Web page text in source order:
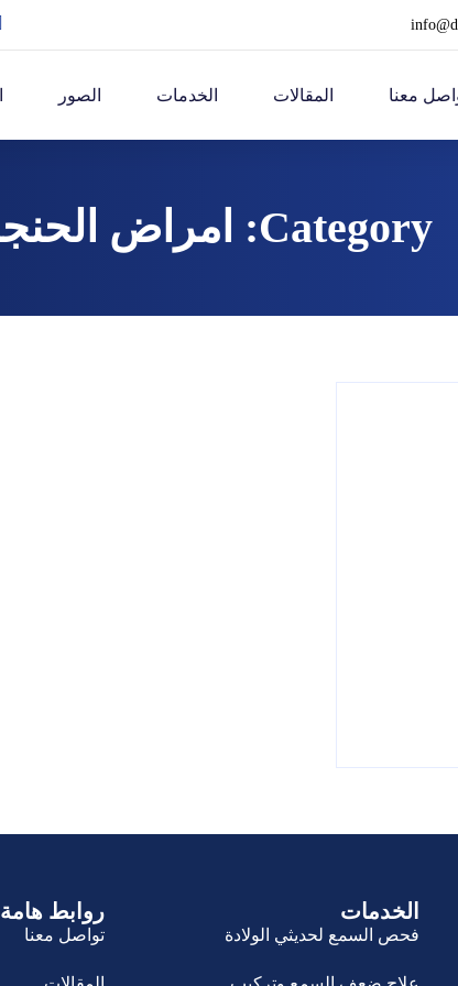
معنا المقالات الخدمات الصور
Category: امراض الحنجرة واعراضها
الخدمات
فحص السمع لحديثي الولادة
روابط هامة
تواصل معنا